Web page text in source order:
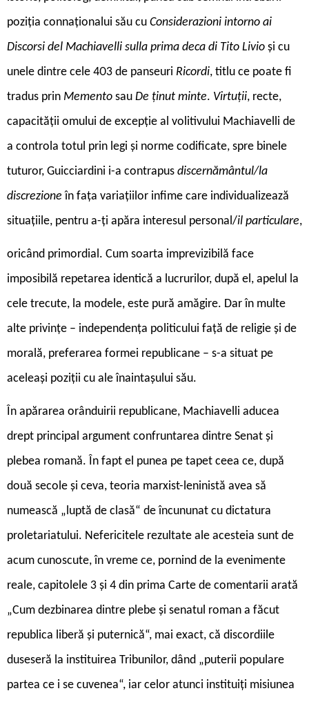
poziția connaționalui său cu Considerazioni intorno ai
Discorsi del Machiavelli sulla prima deca di Tito Livio și cu
unele dintre cele 403 de panseuri Ricordi, titlu ce poate fi
tradus prin Memento sau De ținut minte. Virtuții, recte,
capacității omului de excepție al volitivului Machiavelli de
a controla totul prin legi și norme codificate, spre binele
tuturor, Guicciardini i-a contrapus discernământul/la
discrezioneîn fața variațiilor infime care individualizează
situațiile, pentru a-ți apăra interesul personal/il particulare,
oricând primordial. Cum soarta imprevizibilă face
imposibilă repetarea identică a lucrurilor, după el, apelul la
cele trecute, la modele, este pură amăgire. Dar în multe
alte privințe – independența politicului față de religie și de
morală, preferarea formei republicane – s-a situat pe
aceleași poziții cu ale înaintașului său.
În apărarea orânduirii republicane, Machiavelli aducea
drept principal argument confruntarea dintre Senat și
plebea romană. În fapt el punea pe tapet ceea ce, după
două secole și ceva, teoria marxist-leninistă avea să
numească „luptă de clasă“ de încununat cu dictatura
proletariatului. Nefericitele rezultate ale acesteia sunt de
acum cunoscute, în vreme ce, pornind de la evenimente
reale, capitolele 3 și 4 din prima Carte de comentarii arată
„Cum dezbinarea dintre plebe și senatul roman a făcut
republica liberă și puternică“, mai exact, că discordiile
duseseră la instituirea Tribunilor, dând „puterii populare
partea ce i se cuvenea“, iar celor atunci instituiți misiunea